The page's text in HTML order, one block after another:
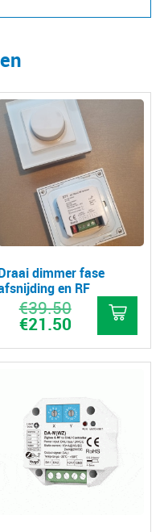
dimmer fase
en RF
€39.50Oorspronkelijke
prijs
was:
€39.50.
€21.50Huidige
prijs
is:
€21.50.